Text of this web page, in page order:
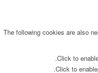
The following cookies are also
Click to
Click to